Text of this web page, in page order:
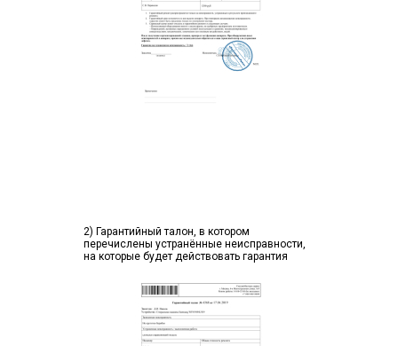
2) Гарантийный талон, в котором
перечислены устранённые неисправности,
на которые будет действовать гарантия